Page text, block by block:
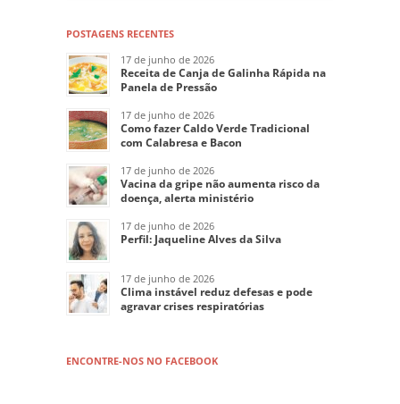
POSTAGENS RECENTES
17 de junho de 2026
Receita de Canja de Galinha Rápida na
Panela de Pressão
17 de junho de 2026
Como fazer Caldo Verde Tradicional
com Calabresa e Bacon
17 de junho de 2026
Vacina da gripe não aumenta risco da
doença, alerta ministério
17 de junho de 2026
Perfil: Jaqueline Alves da Silva
17 de junho de 2026
Clima instável reduz defesas e pode
agravar crises respiratórias
ENCONTRE-NOS NO FACEBOOK